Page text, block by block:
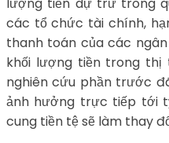
các tổ chức tài chính,
thanh toán của các
khối lượng tiền trong thị
nghiên cứu phần trước
ảnh hưởng trực tiếp tới
cung tiền tệ sẽ làm thay